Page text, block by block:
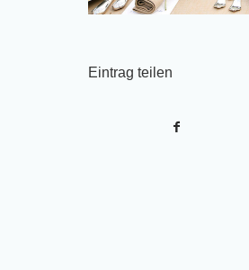
Eintrag teilen